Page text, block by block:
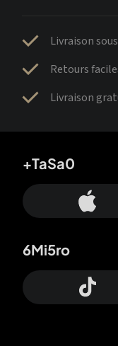
Livraison
Retours
Livraison
+TaSa0
6Mi5ro